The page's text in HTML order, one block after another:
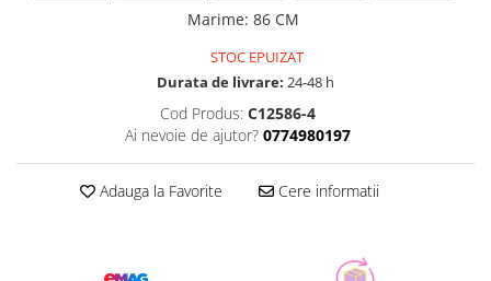
Marime: 86 CM
STOC EPUIZAT
Durata de livrare: 24-48 h
Cod Produs: C12586-4
Ai nevoie de ajutor? 0774980197
Adauga la Favorite Cere informatii